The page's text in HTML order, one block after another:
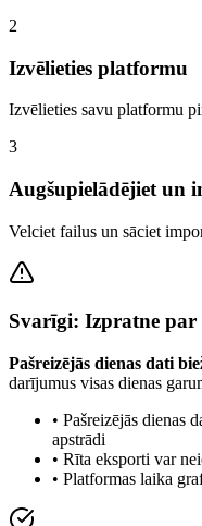
2
Izvēlieties platformu
Izvēlieties savu platformu
3
Augšupielādējiet un
Velciet failus un sāciet
Svarīgi: Izpratne par
Pašreizējās dienas dati
darījumus visas dienas
• Pašreizējās dienas
apstrādi
• Rīta eksporti var
• Platformas laika